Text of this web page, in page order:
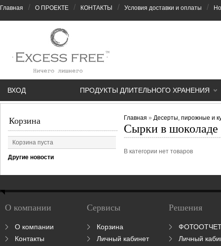
Главная / О ПРОЕКТЕ / КОНТАКТЫ / Условия доставки и оплаты /
ПРОДУКТЫ ДЛИТЕЛЬНОГО ХРАНЕНИЯ
ВХОД
Корзина
Корзина пуста
Другие новости
Главная » Десерты, пирожные и
Сырки в шоколаде
В категории нет товаров
О компании
О компании
Контакты
Сервисы
Корзина
Личный кабинет
Решения
Личный